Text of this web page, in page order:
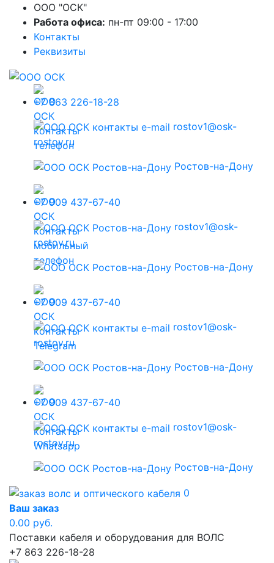
ООО "ОСК"
Работа офиса: пн-пт 09:00 - 17:00
Контакты
Реквизиты
+7 863 226-18-28
rostov1@osk-
rostov.ru
Ростов-на-Дону
+7 909 437-67-40
rostov1@osk-
rostov.ru
Ростов-на-Дону
+7 909 437-67-40
rostov1@osk-
rostov.ru
Ростов-на-Дону
+7 909 437-67-40
rostov1@osk-
rostov.ru
Ростов-на-Дону
0
Ваш заказ
0.00 руб.
Поставки кабеля и оборудования для ВОЛС
+7 863 226-18-28